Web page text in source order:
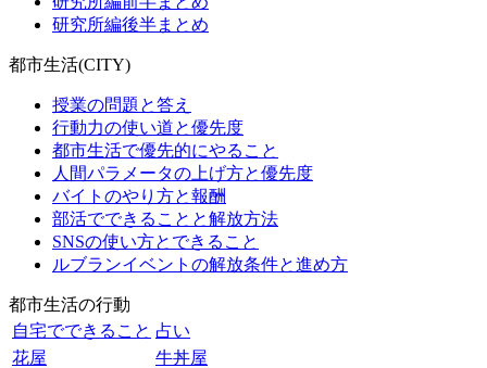
研究所編後半まとめ
都市生活(CITY)
授業の問題と答え
行動力の使い道と優先度
都市生活で優先的にやること
人間パラメータの上げ方と優先度
バイトのやり方と報酬
部活でできることと解放方法
SNSの使い方とできること
ルブランイベントの解放条件と進め方
都市生活の行動
自宅でできること 占い
花屋
牛丼屋